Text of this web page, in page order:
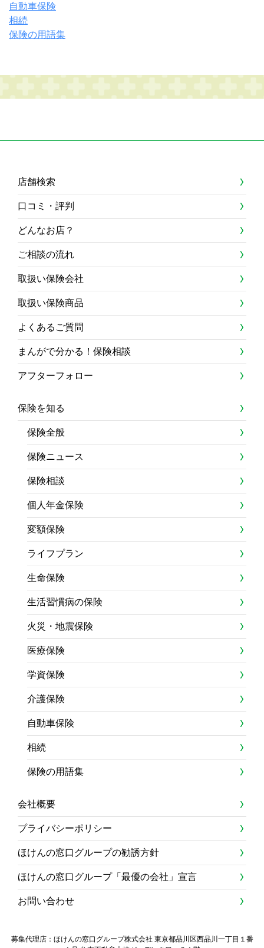
自動車保険
相続
保険の用語集
店舗検索
口コミ・評判
どんなお店？
ご相談の流れ
取扱い保険会社
取扱い保険商品
よくあるご質問
まんがで分かる！保険相談
アフターフォロー
保険を知る
保険全般
保険ニュース
保険相談
個人年金保険
変額保険
ライフプラン
生命保険
生活習慣病の保険
火災・地震保険
医療保険
学資保険
介護保険
自動車保険
相続
保険の用語集
会社概要
プライバシーポリシー
ほけんの窓口グループの勧誘方針
ほけんの窓口グループ「最優の会社」宣言
お問い合わせ
募集代理店：ほけんの窓口グループ株式会社 東京都品川区西品川一丁目１番